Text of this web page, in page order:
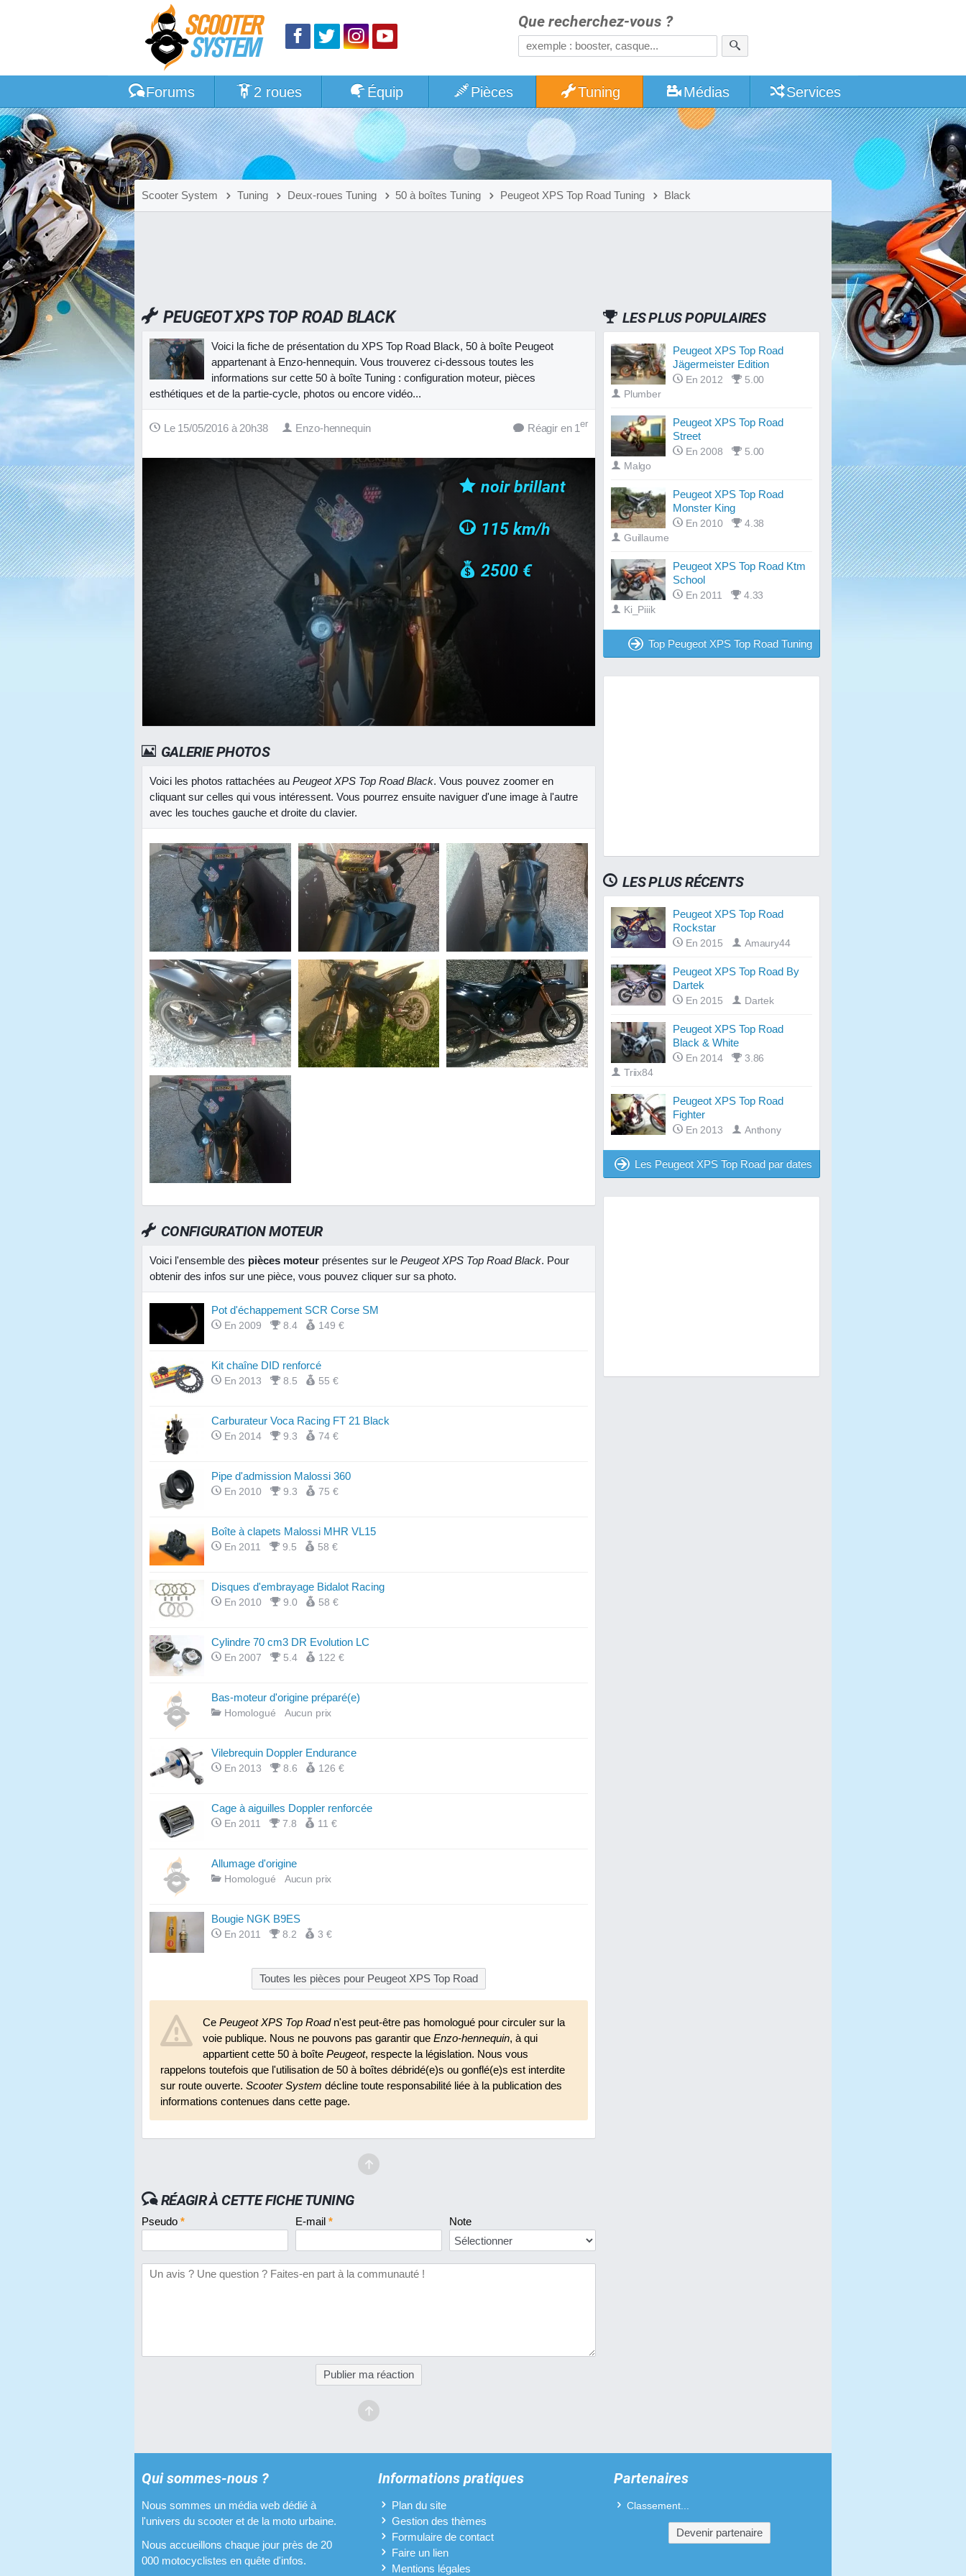
Que recherchez-vous ?
Forums 2 roues Équip Pièces Tuning Médias Services
Scooter System Tuning Deux-roues Tuning 50 à boîtes Tuning Peugeot XPS Top Road Tuning Black
PEUGEOT XPS TOP ROAD BLACK
Voici la fiche de présentation du XPS Top Road Black, 50 à boîte Peugeot
appartenant à Enzo-hennequin. Vous trouverez ci-dessous toutes les
informations sur cette 50 à boîte Tuning : configuration moteur, pièces
esthétiques et de la partie-cycle, photos ou encore vidéo...
Le 15/05/2016 à 20h38 Enzo-hennequin Réagir en 1er
noir brillant
115 km/h
2500 €
GALERIE PHOTOS
Voici les photos rattachées au Peugeot XPS Top Road Black. Vous pouvez zoomer en
cliquant sur celles qui vous intéressent. Vous pourrez ensuite naviguer d'une image à l'autre
avec les touches gauche et droite du clavier.
CONFIGURATION MOTEUR
Voici l'ensemble des pièces moteur présentes sur le Peugeot XPS Top Road Black. Pour
obtenir des infos sur une pièce, vous pouvez cliquer sur sa photo.
Pot d'échappement SCR Corse SM
En 2009 8.4 149 €
Kit chaîne DID renforcé
En 2013 8.5 55 €
Carburateur Voca Racing FT 21 Black
En 2014 9.3 74 €
Pipe d'admission Malossi 360
En 2010 9.3 75 €
Boîte à clapets Malossi MHR VL15
En 2011 9.5 58 €
Disques d'embrayage Bidalot Racing
En 2010 9.0 58 €
Cylindre 70 cm3 DR Evolution LC
En 2007 5.4 122 €
Bas-moteur d'origine préparé(e)
Homologué Aucun prix
Vilebrequin Doppler Endurance
En 2013 8.6 126 €
Cage à aiguilles Doppler renforcée
En 2011 7.8 11 €
Allumage d'origine
Homologué Aucun prix
Bougie NGK B9ES
En 2011 8.2 3 €
Toutes les pièces pour Peugeot XPS Top Road
CePeugeot XPS Top Roadn'est peut-être pas homologué pour circuler sur la
voie publique. Nous ne pouvons pas garantir queEnzo-hennequin, à qui
appartient cette 50 à boîtePeugeot, respecte la législation. Nous vous
rappelons toutefois que l'utilisation de 50 à boîtes débridé(e)s ou gonflé(e)s est interdite
sur route ouverte. Scooter System décline toute responsabilité liée à la publication des
informations contenues dans cette page.
RÉAGIR À CETTE FICHE TUNING
Pseudo * E-mail* Note
Publier ma réaction
LES PLUS POPULAIRES
Peugeot XPS Top Road
Jägermeister Edition
En 2012
5.00
Plumber
Peugeot XPS Top Road
Street
En 2008
5.00
Malgo
Peugeot XPS Top Road
Monster King
En 2010
4.38
Guillaume
Peugeot XPS Top Road Ktm
School
En 2011
4.33
Ki_Piiik
Top Peugeot XPS Top Road Tuning
LES PLUS RÉCENTS
Peugeot XPS Top Road
Rockstar
En 2015 Amaury44
Peugeot XPS Top Road By
Dartek
En 2015 Dartek
Peugeot XPS Top Road
Black & White
En 2014
3.86
Triix84
Peugeot XPS Top Road
Fighter
En 2013 Anthony
Les Peugeot XPS Top Road par dates
Qui sommes-nous ?
Nous sommes un média web dédié à
l'univers du scooter et de la moto urbaine.
Nous accueillons chaque jour près de 20
000 motocyclistes en quête d'infos.
Informations pratiques
Plan du site
Gestion des thèmes
Formulaire de contact
Faire un lien
Mentions légales
Partenaires
Classement...
Devenir partenaire